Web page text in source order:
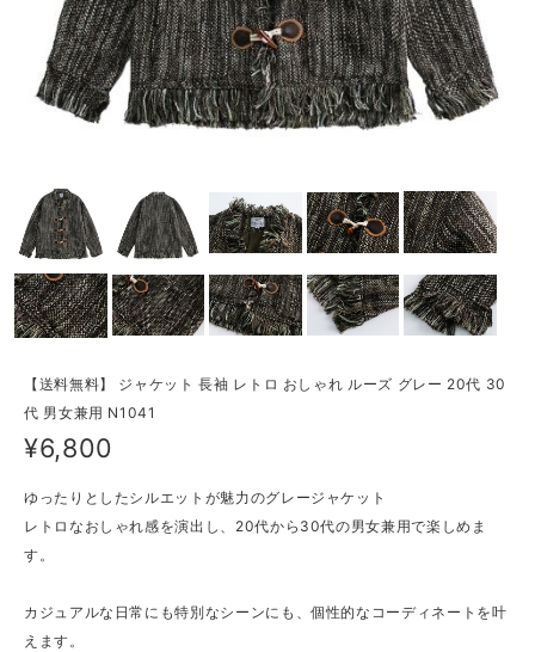
【送料無料】 ジャケット 長袖 レトロ おしゃれ ルーズ グレー 20代 30
代 男女兼用 N1041
¥6,800
ゆったりとしたシルエットが魅力のグレージャケット
レトロなおしゃれ感を演出し、20代から30代の男女兼用で楽しめま
す。
カジュアルな日常にも特別なシーンにも、個性的なコーディネートを叶
えます。